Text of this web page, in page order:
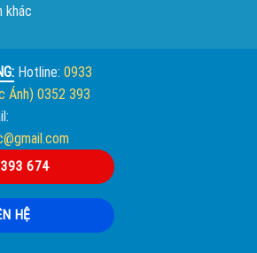
khác
Hotline:0933
Ánh) 0352 393
674
HỆ